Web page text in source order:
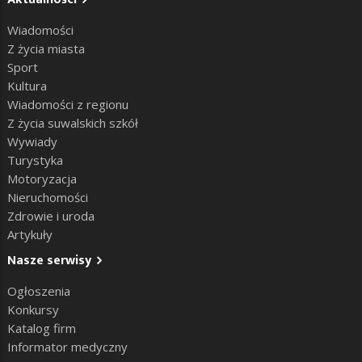
Wiadomości
Z życia miasta
Sport
Kultura
Wiadomości z regionu
Z życia suwalskich szkół
Wywiady
Turystyka
Motoryzacja
Nieruchomości
Zdrowie i uroda
Artykuły
Nasze serwisy
Ogłoszenia
Konkursy
Katalog firm
Informator medyczny